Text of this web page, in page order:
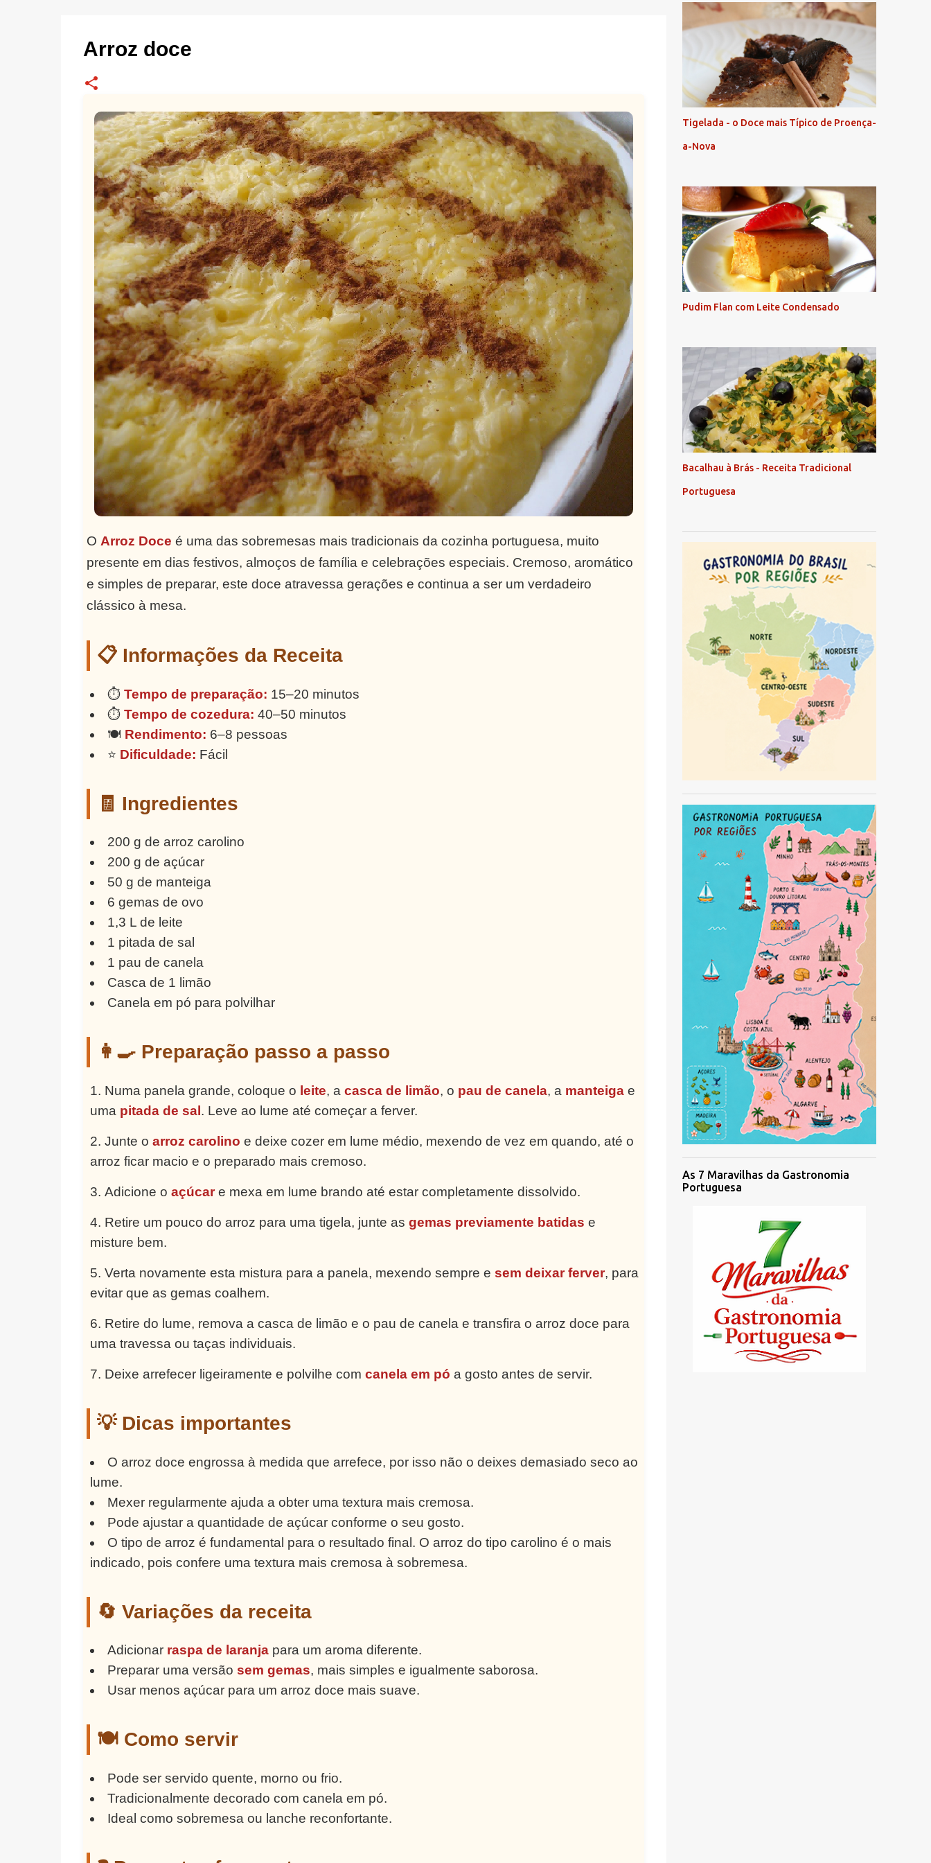
Arroz doce
O Arroz Doce é uma das sobremesas mais tradicionais da cozinha portuguesa, muito
presente em dias festivos, almoços de família e celebrações especiais. Cremoso, aromático
e simples de preparar, este doce atravessa gerações e continua a ser um verdadeiro
clássico à mesa.
📋 Informações da Receita
⏱️Tempo de preparação: 15–20 minutos
⏱️Tempo de cozedura: 40–50 minutos
🍽️ Rendimento: 6–8 pessoas
⭐ Dificuldade: Fácil
🧾 Ingredientes
200 g de arroz carolino
200 g de açúcar
50 g de manteiga
6 gemas de ovo
1,3 L de leite
1 pitada de sal
1 pau de canela
Casca de 1 limão
Canela em pó para polvilhar
👩‍🍳 Preparação passo a passo
Numa panela grande, coloque o leite, a casca de limão, o pau de canela, a manteigae
uma pitada de sal . Leve ao lume até começar a ferver.
Junte o arroz carolino e deixe cozer em lume médio, mexendo de vez em quando, até o
arroz ficar macio e o preparado mais cremoso.
Adicione o açúcare mexa em lume brando até estar completamente dissolvido.
Retire um pouco do arroz para uma tigela, junte as gemas previamente batidas e
misture bem.
Verta novamente esta mistura para a panela, mexendo sempre e sem deixar ferver, para
evitar que as gemas coalhem.
Retire do lume, remova a casca de limão e o pau de canela e transfira o arroz doce para
uma travessa ou taças individuais.
Deixe arrefecer ligeiramente e polvilhe com canela em pó a gosto antes de servir.
💡 Dicas importantes
O arroz doce engrossa à medida que arrefece, por isso não o deixes demasiado seco ao
lume.
Mexer regularmente ajuda a obter uma textura mais cremosa.
Pode ajustar a quantidade de açúcar conforme o seu gosto.
O tipo de arroz é fundamental para o resultado final. O arroz do tipo carolino é o mais
indicado, pois confere uma textura mais cremosa à sobremesa.
🔄 Variações da receita
Adicionar raspa de laranja para um aroma diferente.
Preparar uma versãosem gemas, mais simples e igualmente saborosa.
Usar menos açúcar para um arroz doce mais suave.
🍽️ Como servir
Pode ser servido quente, morno ou frio.
Tradicionalmente decorado com canela em pó.
Ideal como sobremesa ou lanche reconfortante.
Tigelada - o Doce mais Típico de Proença-
a-Nova
Pudim Flan com Leite Condensado
Bacalhau à Brás - Receita Tradicional
Portuguesa
As 7 Maravilhas da Gastronomia
Portuguesa